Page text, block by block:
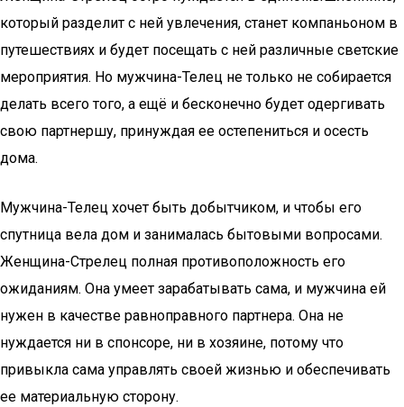
который разделит с ней увлечения, станет компаньоном в
путешествиях и будет посещать с ней различные светские
мероприятия. Но мужчина-Телец не только не собирается
делать всего того, а ещё и бесконечно будет одергивать
свою партнершу, принуждая ее остепениться и осесть
дома.
Мужчина-Телец хочет быть добытчиком, и чтобы его
спутница вела дом и занималась бытовыми вопросами.
Женщина-Стрелец полная противоположность его
ожиданиям. Она умеет зарабатывать сама, и мужчина ей
нужен в качестве равноправного партнера. Она не
нуждается ни в спонсоре, ни в хозяине, потому что
привыкла сама управлять своей жизнью и обеспечивать
ее материальную сторону.